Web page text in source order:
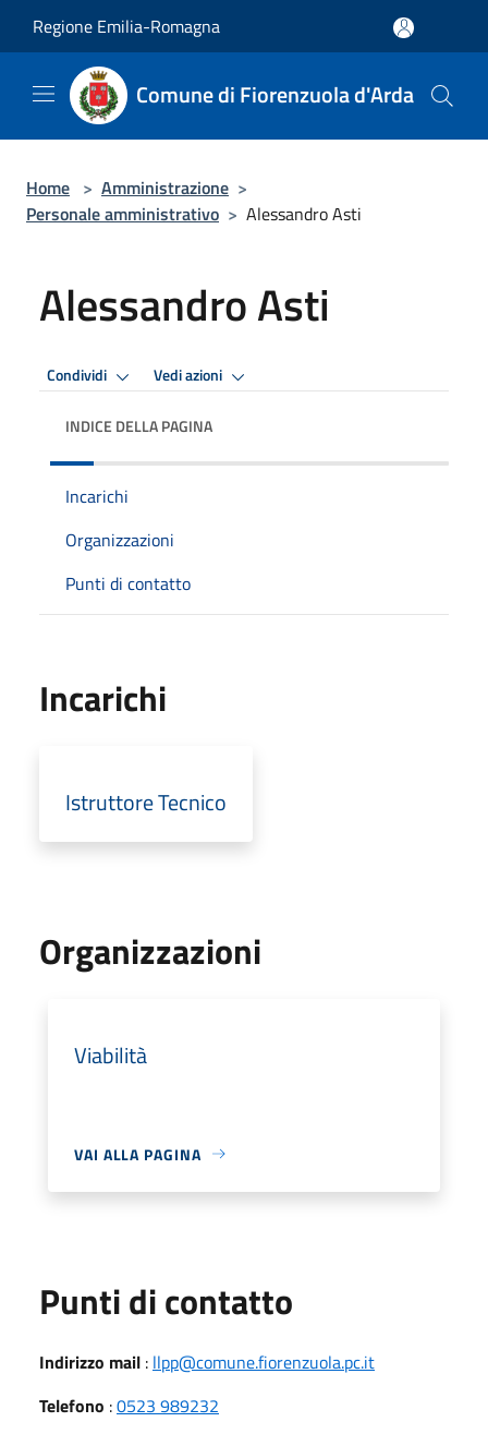
Regione Emilia-Romagna
Comune di Fiorenzuola d'Arda
Home > Amministrazione >
Personale amministrativo > Alessandro Asti
Alessandro Asti
Condividi Vedi azioni
INDICE DELLA PAGINA
Incarichi
Organizzazioni
Punti di contatto
Incarichi
Istruttore Tecnico
Organizzazioni
Viabilità
VAI ALLA PAGINA
Punti di contatto
Indirizzo mail : llpp@comune.fiorenzuola.pc.it
Telefono :0523 989232